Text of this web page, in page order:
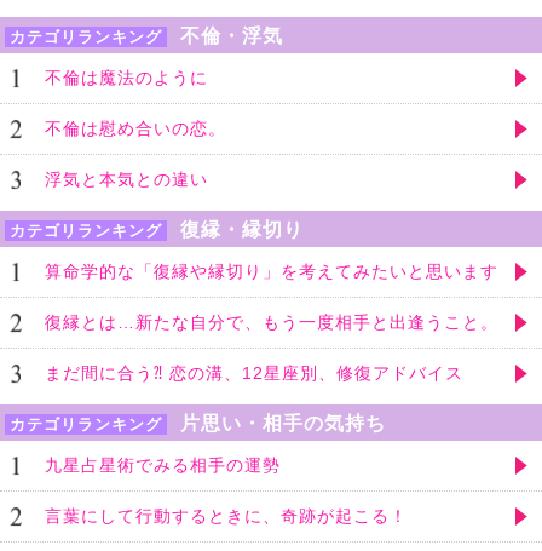
カテゴリランキング 不倫・浮気
不倫は魔法のように
不倫は慰め合いの恋。
浮気と本気との違い
カテゴリランキング 復縁・縁切り
算命学的な「復縁や縁切り」を考えてみたいと思います
復縁とは…新たな自分で、もう一度相手と出逢うこと。
まだ間に合う⁈ 恋の溝、12星座別、修復アドバイス
カテゴリランキング 片思い・相手の気持ち
九星占星術でみる相手の運勢
言葉にして行動するときに、奇跡が起こる！